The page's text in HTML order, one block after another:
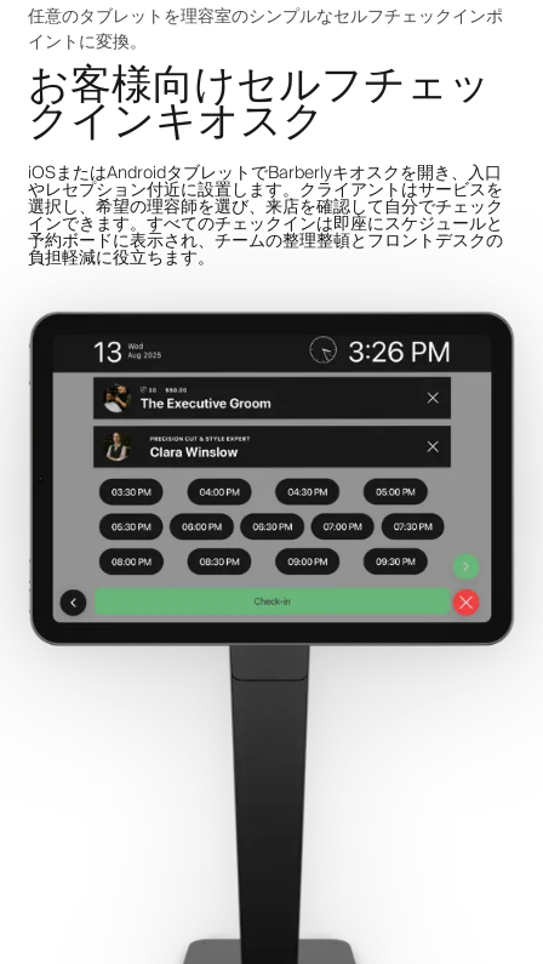
任意のタブレットを理容室のシンプルなセルフチェックインポ
イントに変換。
お客様向けセルフチェッ
クインキオスク
iOSまたはAndroidタブレットでBarberlyキオスクを開き、入口
やレセプション付近に設置します。クライアントはサービスを
選択し、希望の理容師を選び、来店を確認して自分でチェック
インできます。すべてのチェックインは即座にスケジュールと
予約ボードに表示され、チームの整理整頓とフロントデスクの
負担軽減に役立ちます。